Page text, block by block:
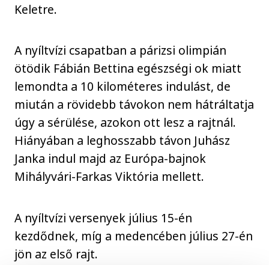
Keletre.
A nyíltvízi csapatban a párizsi olimpián
ötödik Fábián Bettina egészségi ok miatt
lemondta a 10 kilométeres indulást, de
miután a rövidebb távokon nem hátráltatja
úgy a sérülése, azokon ott lesz a rajtnál.
Hiányában a leghosszabb távon Juhász
Janka indul majd az Európa-bajnok
Mihályvári-Farkas Viktória mellett.
A nyíltvízi versenyek július 15-én
kezdődnek, míg a medencében július 27-én
jön az első rajt.